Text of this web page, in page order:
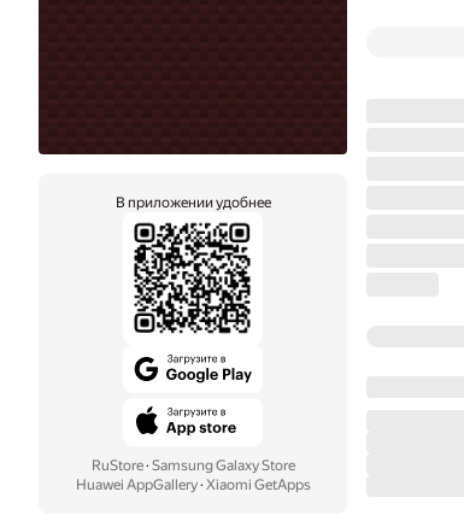
В приложении удобнее
RuStore· Samsung Galaxy Store
Huawei AppGallery· Xiaomi GetApps